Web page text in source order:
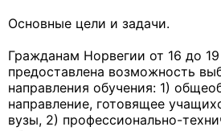
Основные цели и задачи.
Гражданам Норвегии от 16 до
предоставлена возможность
направления обучения: 1)
направление, готовящее
вузы, 2) профессионально-